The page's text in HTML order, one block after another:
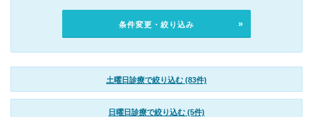
条件変更・絞り込み
土曜日診療で絞り込む (83件)
日曜日診療で絞り込む (5件)